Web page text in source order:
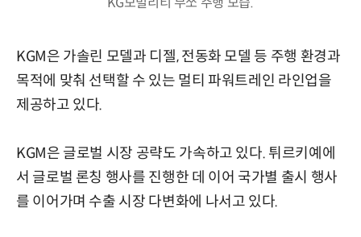
KGM은 가솔린 모델과 디젤, 전동화 모델 등 주행 환경과
목적에 맞춰 선택할 수 있는 멀티 파워트레인 라인업을
제공하고 있다.
KGM은 글로벌 시장 공략도 가속하고 있다. 튀르키예에
서 글로벌 론칭 행사를 진행한 데 이어 국가별 출시 행사
를 이어가며 수출 시장 다변화에 나서고 있다.